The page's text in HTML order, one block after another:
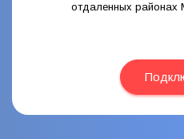
отдаленных районах